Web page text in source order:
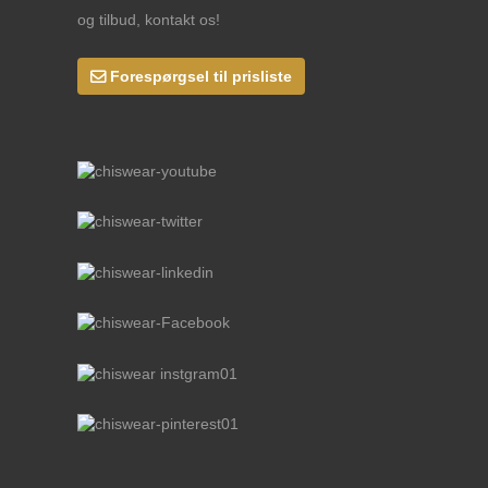
og tilbud, kontakt os!
Forespørgsel til prisliste